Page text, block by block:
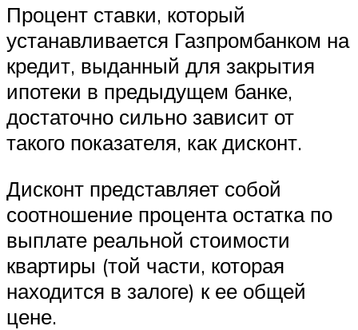
Процент ставки, который
устанавливается Газпромбанком на
кредит, выданный для закрытия
ипотеки в предыдущем банке,
достаточно сильно зависит от
такого показателя, как дисконт.
Дисконт представляет собой
соотношение процента остатка по
выплате реальной стоимости
квартиры (той части, которая
находится в залоге) к ее общей
цене.